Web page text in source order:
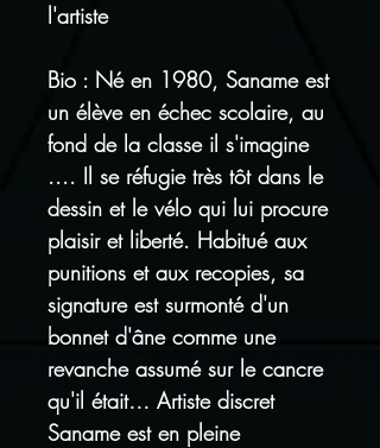
l'artiste
Bio : Né en 1980, Saname est
un élève en échec scolaire, au
fond de la classe il s'imagine
.... Il se réfugie très tôt dans le
dessin et le vélo qui lui procure
plaisir et liberté. Habitué aux
punitions et aux recopies, sa
signature est surmonté d'un
bonnet d'âne comme une
revanche assumé sur le cancre
qu'il était… Artiste discret
Saname est en pleine